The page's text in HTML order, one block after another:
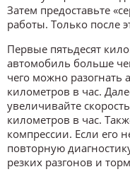
Затем предоставьте
работы. Только после
Первые пятьдесят
автомобиль больше
чего можно разогнать
километров в час.
увеличивайте
километров в час.
компрессии. Если его
повторную
резких разгонов и